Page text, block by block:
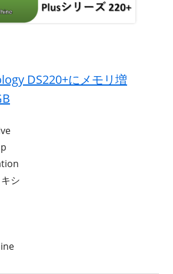
DS220+にメモリ増
シ